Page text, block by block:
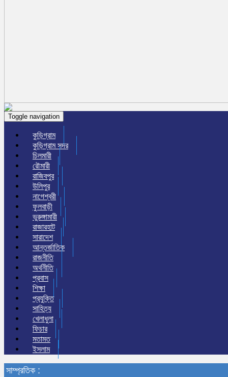
Toggle navigation
কুড়িগ্রাম
কুড়িগ্রাম সদর
চিলমারী
রৌমারী
রাজিবপুর
উলিপুর
নাগেশ্বরী
ফুলবাড়ী
ভুরুঙ্গামারী
রাজারহাট
সারাদেশ
আন্তর্জাতিক
রাজনীতি
অর্থনীতি
প্রবাস
শিক্ষা
প্রযুক্তি
সাহিত্য
খেলাধুলা
ফিচার
মতামত
ইসলাম
সাম্প্রতিক :